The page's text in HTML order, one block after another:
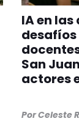
IA en las
San
actores
PorCeleste